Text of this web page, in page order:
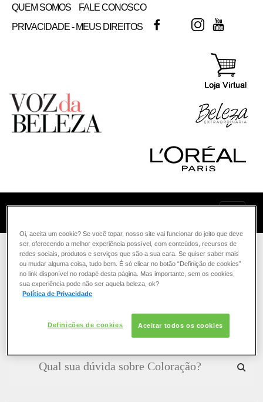
QUEM SOMOS
FALE CONOSCO
PRIVACIDADE - MEUS DIREITOS
FACEBOOKTWITTERINSTAGRAM
PELE
COLORAÇÃO
CABELO
CONSULTORIA DE PRODUTOS LOREAL PARIS
VOZ DA BELEZA L'ORÉAL PARIS COLORAÇÃO
Oi, aceita um cookie? Se você topar, nosso site vai funcionar do jeito que deve
ser, oferecendo a melhor experiência possível, com conteúdos, recursos de
redes sociais, produtos e serviços que são a sua cara. Se quiser saber mais
ou mudar alguma coisa, tudo bem. É só clicar no botão “Definição de cookies”
no link disponível no rodapé desta página. Mas importante, sem os cookies,
sua experiência pode não ser aquela beleza, ok?
Política de Privacidade
Definições de cookies Aceitar todos os cookies